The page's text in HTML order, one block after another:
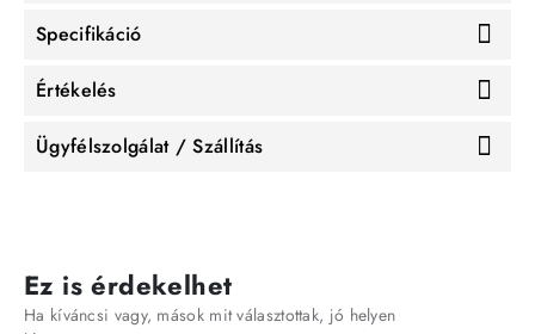
Specifikáció
Értékelés
Ügyfélszolgálat / Szállítás
Ez is érdekelhet
Ha kíváncsi vagy, mások mit választottak, jó helyen